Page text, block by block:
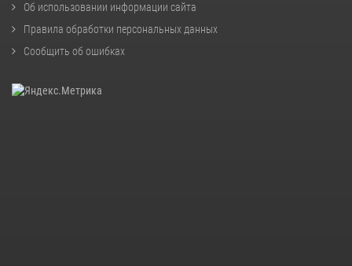
Об использовании информации сайта
Правила обработки персональных данных
Сообщить об ошибках